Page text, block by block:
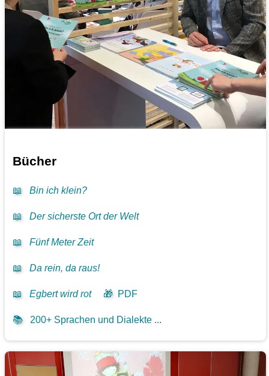
Bücher
📖 Bin ich klein?
📖 Der sicherste Ort der Welt
📖 Fünf Meter Zeit
📖 Da rein, da raus!
📖 Egbert wird rot 🎁 PDF
📚 200+ Sprachen und Dialekte ...